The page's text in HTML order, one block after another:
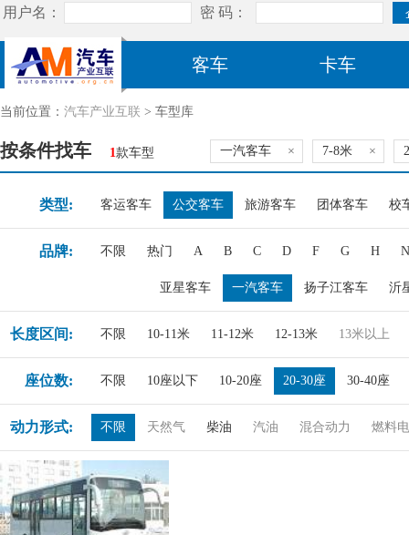
客车 卡车
当前位置： 汽车产业互联 > 车型库
按条件找车 1款车型 一汽客车 × 7-8米 ×
类型: 客运客车 公交客车 旅游客车 团体客车 校
品牌: 不限 热门 A B C D F G H N
亚星客车 一汽客车 扬子江客车 沂
长度区间: 不限 10-11米 11-12米 12-13米 13米以上
座位数: 不限 10座以下 10-20座 20-30座 30-40座
动力形式: 不限 天然气 柴油 汽油 混合动力 燃料